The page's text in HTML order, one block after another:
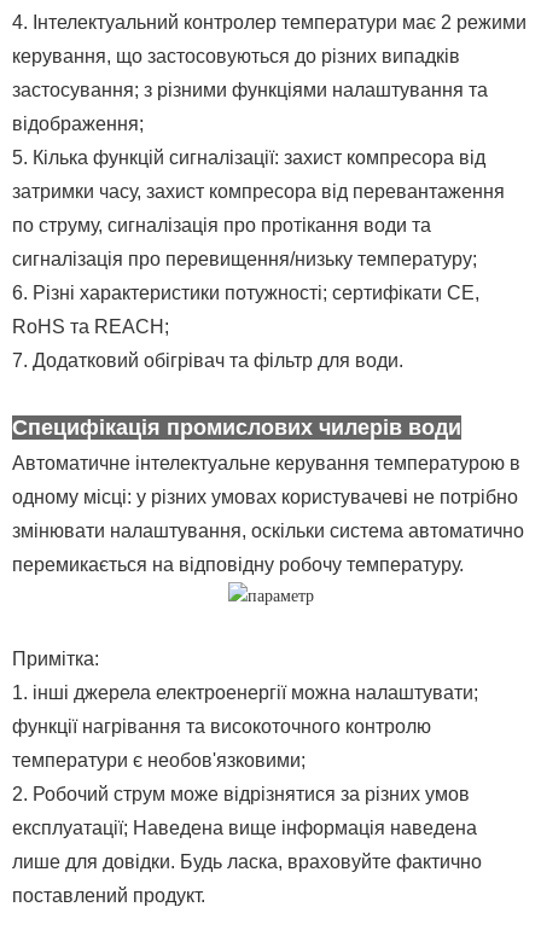
4. Інтелектуальний контролер температури має 2 режими
керування, що застосовуються до різних випадків
застосування; з різними функціями налаштування та
відображення;
5. Кілька функцій сигналізації: захист компресора від
затримки часу, захист компресора від перевантаження
по струму, сигналізація про протікання води та
сигналізація про перевищення/низьку температуру;
6. Різні характеристики потужності; сертифікати CE,
RoHS та REACH;
7. Додатковий обігрівач та фільтр для води.
Специфікація промислових чилерів води
Автоматичне інтелектуальне керування температурою в
одному місці: у різних умовах користувачеві не потрібно
змінювати налаштування, оскільки система автоматично
перемикається на відповідну робочу температуру.
Примітка:
1. інші джерела електроенергії можна налаштувати;
функції нагрівання та високоточного контролю
температури є необов'язковими;
2. Робочий струм може відрізнятися за різних умов
експлуатації; Наведена вище інформація наведена
лише для довідки. Будь ласка, враховуйте фактично
поставлений продукт.